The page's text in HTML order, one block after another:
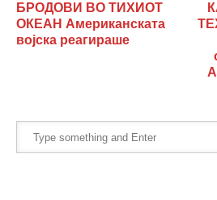
БРОДОВИ ВО ТИХИОТ
ОКЕАН Американската
војска реагираше